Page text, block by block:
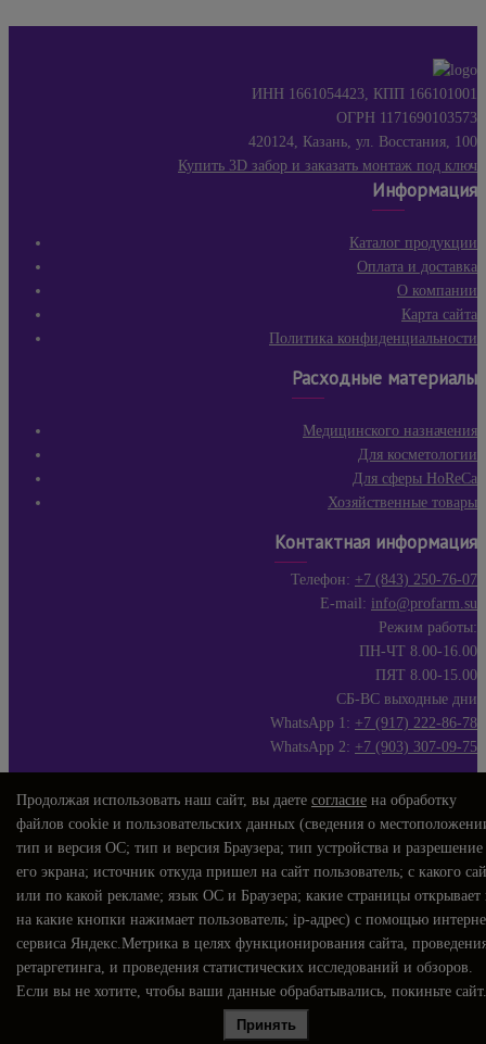
ИНН 1661054423, КПП 166101001
ОГРН 1171690103573
420124, Казань, ул. Восстания, 100
Купить 3D забор и заказать монтаж под ключ
Информация
Каталог продукции
Оплата и доставка
О компании
Карта сайта
Политика конфиденциальности
Расходные материалы
Медицинского назначения
Для косметологии
Для сферы HoReCa
Хозяйственные товары
Контактная информация
Телефон: +7 (843) 250-76-07
E-mail: info@profarm.su
Режим работы:
ПН-ЧТ 8.00-16.00
ПЯТ 8.00-15.00
СБ-ВС выходные дни
WhatsApp 1: +7 (917) 222-86-78
WhatsApp 2: +7 (903) 307-09-75
Продолжая использовать наш сайт, вы даете согласие на обработку
файлов cookie и пользовательских данных (сведения о
тип и версия ОС; тип и версия Браузера; тип устройства и разрешение
его экрана; источник откуда пришел на сайт пользователь; с какого
или по какой рекламе; язык ОС и Браузера; какие страницы открывает
на какие кнопки нажимает пользователь; ip-адрес) с помощью
сервиса Яндекс.Метрика в целях функционирования сайта,
ретаргетинга, и проведения статистических исследований и обзоров.
Если вы не хотите, чтобы ваши данные обрабатывались, покиньте сайт.
Принять